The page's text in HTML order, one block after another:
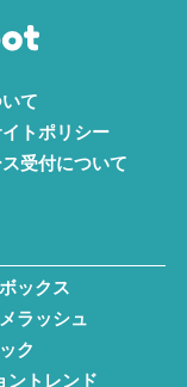
て
トポリシー
受付について
ックス
ラッシュ
ク
ントレンド